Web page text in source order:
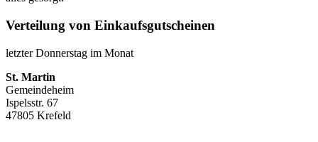
Verteilung von Einkaufsgutscheinen
letzter Donnerstag im Monat
St. Martin
Gemeindeheim
Ispelsstr. 67
47805 Krefeld